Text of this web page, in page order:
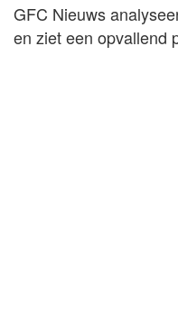
GFC Nieuws
en ziet een opvallend